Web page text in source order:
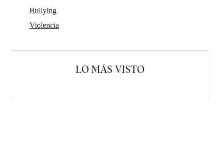
Bullying
Violencia
LO MÁS VISTO